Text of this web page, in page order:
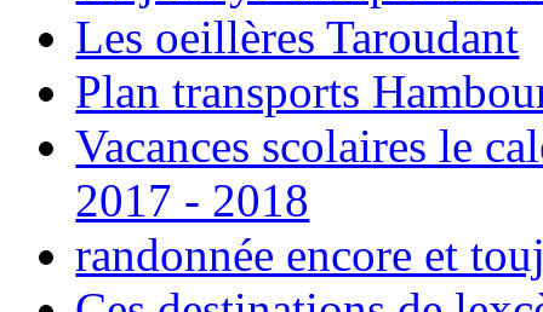
Les oeillères Taroudant
Plan transports
Vacances scolaires le
2017 - 2018
randonnée encore et